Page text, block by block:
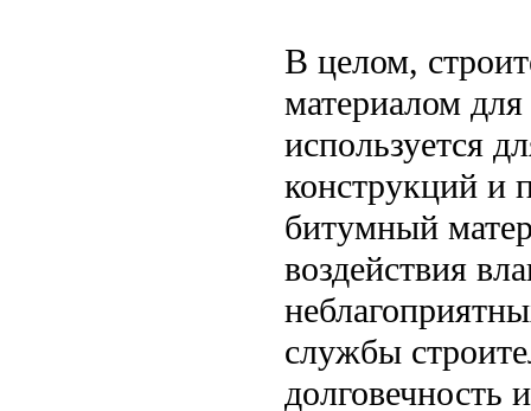
В целом,
материалом
используется
конструкций и
битумный
воздействия
службы
долговечность